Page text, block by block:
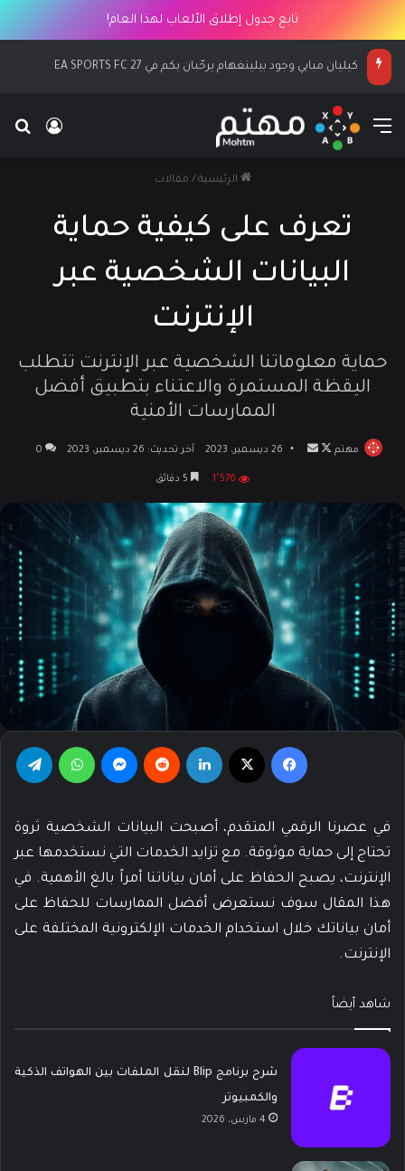
تابع جدول إطلاق الألعاب لهذا العام!
كيليان مبابي وجود بيلينغهام يرحّبان بكم في EA SPORTS FC 27
القائمة
الرئيسية / مقالات
تعرف على كيفية حماية
البيانات الشخصية عبر
الإنترنت
حماية معلوماتنا الشخصية عبر الإنترنت تتطلب
اليقظة المستمرة والاعتناء بتطبيق أفضل
الممارسات الأمنية
مهتم
تابع أرسل 26 ديسمبر، 2023 آخر تحديث: 26 ديسمبر، 2023 0
1٬576
في عصرنا الرقمي المتقدم، أصبحت البيانات الشخصية ثروة
تحتاج إلى حماية موثوقة. مع تزايد الخدمات التي نستخدمها عبر
الإنترنت، يصبح الحفاظ على أمان بياناتنا أمراً بالغ الأهمية. في
هذا المقال سوف نستعرض أفضل الممارسات للحفاظ على
أمان بياناتك خلال استخدام الخدمات الإلكترونية المختلفة على
الإنترنت.
شاهد أيضاً
شرح برنامج Blip لنقل الملفات بين الهواتف الذكية
والكمبيوتر
4 مارس، 2026